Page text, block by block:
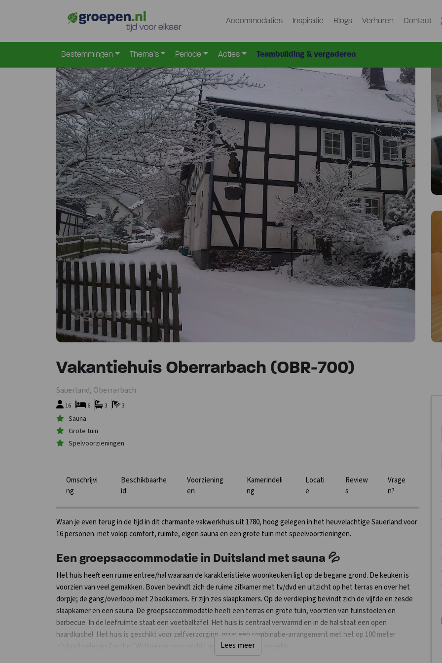
Accommodaties Inspiratie Blogs Verhuren Contact
Bestemmingen Thema’s Periode Acties Teambuilding & vergaderen
Home > Duitsland > Sauerland > Oberrarbach > Obr-700
Vakantiehuis Oberrarbach (OBR-700)
Sauerland, Oberrarbach
16 3
3
6
Sauna
Grote tuin
Spelvoorzieningen
Omschrijvi
ng
Beschikbaarhe
id
Voorziening
en
Kamerindeli
ng
Locati
e
Review
s
Vrage
n?
Waan je even terug in de tijd in dit charmante vakwerkhuis uit 1780, hoog gelegen in het heuvelachtige Sauerland voor
16 personen. met volop comfort, ruimte, eigen sauna en een grote tuin met speelvoorzieningen.
Een groepsaccommodatie in Duitsland met sauna 💦
Het huis heeft een ruime entree/hal waaraan de karakteristieke woonkeuken ligt op de begane grond. De keuken is
voorzien van veel gemakken. Boven bevindt zich de ruime zitkamer met tv/dvd en uitzicht op het terras en over het
dorpje; de gang/overloop met 2 badkamers. Er zijn zes slaapkamers. Op de verdieping bevindt zich de vijfde en zesde
slaapkamer en een sauna. De groepsaccommodatie heeft een terras en grote tuin, voorzien van tuinstoelen en
barbecue. In de leefruimte staat een voetbaltafel. Het huis is centraal verwarmd en in de hal staat een open
haardkachel. Het huis is geschikt voor zelfverzorging, maar een combinatie-arrangement met het op 100 meter
afstand gelegen Gasthof Wollmeiner voor ontbijt en/of diner is ook mogelijk.
Lees meer